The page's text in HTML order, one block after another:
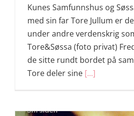
Kunes Samfunnshus og
med sin far Tore Jullum er
under andre verdenskrig
Tore&Søssa (foto privat)
de sitte rundt bordet på
Tore deler sine [...]